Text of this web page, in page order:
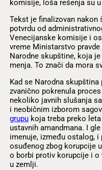
komisije, loša rešenja su
Tekst je finalizovan
potvrdu od
Venecijanske komisije i
vreme Ministarstvo
Narodne skupštine, koja
menja. To znači da mora
Kad se Narodna
zvanično pokrenula
nekoliko javnih slušanja
i neobičnim izborom
grupukoja treba preko
ustavnih amandmana. I
imenuje, između ostalog,
osuđenog zbog korupcije
o borbi protiv korupcije i o
u zemlji.